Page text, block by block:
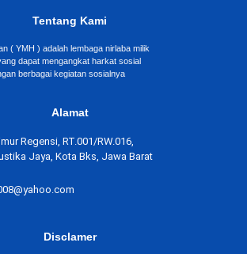
Tentang Kami
( YMH ) adalah lembaga nirlaba milik
dapat mengangkat harkat sosial
berbagai kegiatan sosialnya
Alamat
Regensi, RT.001/RW.016,
Jaya, Kota Bks, Jawa Barat
Disclamer